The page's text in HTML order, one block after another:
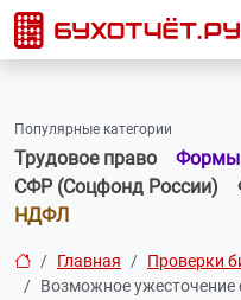
Популярные категории
Трудовое право Формы
СФР (Соцфонд России)
НДФЛ
Главная
Проверки
Возможное ужесточение